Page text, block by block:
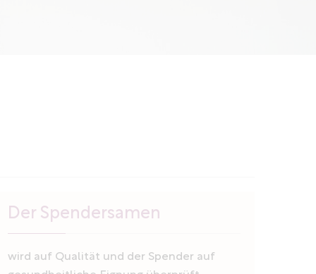
Der Spendersamen
wird auf Qualität und der Spender auf